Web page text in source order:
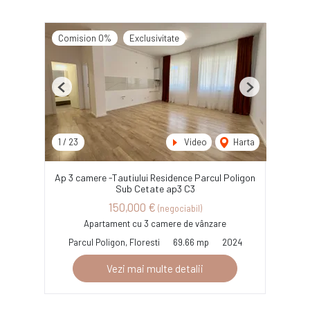
Comision 0% Exclusivitate
1 / 23 Video Harta
Previous Next
Ap 3 camere -Tautiului Residence Parcul Poligon
Sub Cetate ap3 C3
150,000 € (negociabil)
Apartament cu 3 camere de vânzare
Parcul Poligon, Floresti
69.66 mp 2024
Vezi mai multe detalii